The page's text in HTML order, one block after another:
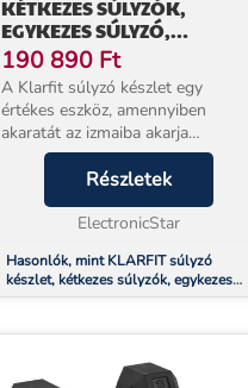
KÉTKEZES SÚLYZÓK,
EGYKEZES SÚLYZÓ,
GÖRBÍTETT SÚLYZÓ, 18 X
SÚLY, 105 KG
190 890 Ft
A Klarfit súlyzó készlet egy
értékes eszköz, amennyiben
akaratát az izmaiba akarja
befektetni. Négy mester a
testépítésben - a két kétkezes
súlyzót, az egykezes súlyzót és a
görbített súlyzót rugalmas...
Részletek
ElectronicStar
Hasonlók, mint KLARFIT súlyzó
készlet, kétkezes súlyzók, egykezes
súlyzó, görbített súlyzó, 18 x súly,